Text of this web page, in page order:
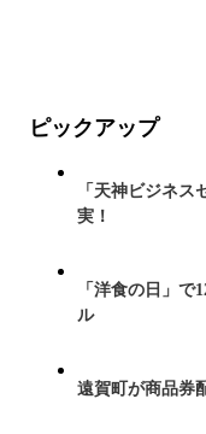
ピックアップ
「天神ビジネ
実！
「洋食の日」
ル
遠賀町が商品券